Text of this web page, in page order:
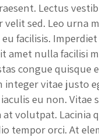
Lectus
velit sed. Leo urna
facilisis.
amet nulla facilisi
congue quisque
integer vitae justo
eu non. Vitae
volutpat. Lacinia
tempor orci. At